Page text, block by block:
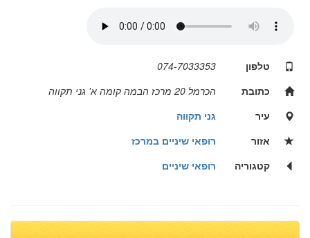
טלפון
074-7033353
כתובת
הכרמל 20 מרכז הבמה קומה א' גני תקווה
עיר
גני תקווה
אזור
רופאי שיניים במרכז
קטגוריה
רופאי שיניים